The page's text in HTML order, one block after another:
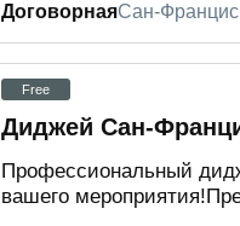
ДоговорнаяСан-
Free
Диджей Сан-
Профессиональный
вашего